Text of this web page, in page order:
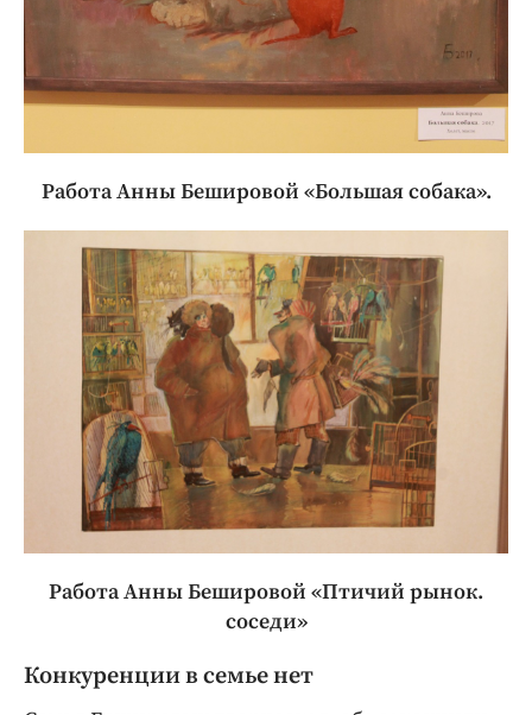
Работа Анны Бешировой «Большая собака».
Работа Анны Бешировой «Птичий рынок.
соседи»
Конкуренции в семье нет